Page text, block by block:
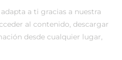
a ti gracias a nuestra
al contenido, descargar
desde cualquier lugar,